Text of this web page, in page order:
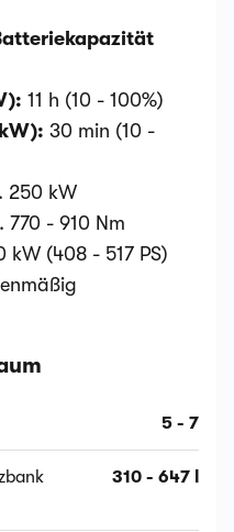
11 h (10 - 100%)
30 min (10 -
250 kW
770 - 910 Nm
kW (408 - 517 PS)
5 - 7
310 - 647 l